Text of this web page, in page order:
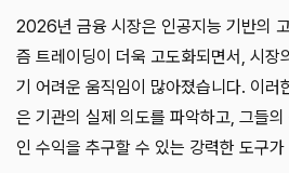
2026년 금융 시장은 인공지능 기반의
즘 트레이딩이 더욱 고도화되면서, 시장
기 어려운 움직임이 많아졌습니다. 이러
은 기관의 실제 의도를 파악하고, 그들
인 수익을 추구할 수 있는 강력한 도구가